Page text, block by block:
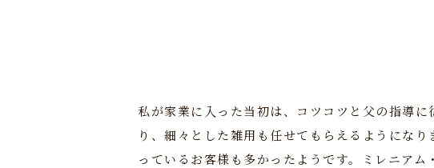
私が家業に入った当初は、コツコツと父の指導
り、細々とした雑用も任せてもらえるようにな
っているお客様も多かったようです。ミレニア